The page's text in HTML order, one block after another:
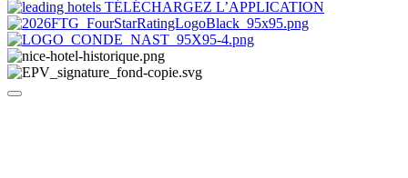
TÉLÉCHARGEZ L’APPLICATION